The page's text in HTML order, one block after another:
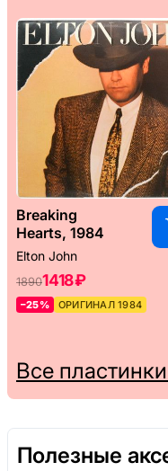
Breaking
Hearts, 1984
Elton John
18901418 ₽
–25% ОРИГИНАЛ 1984
Все
Полезные